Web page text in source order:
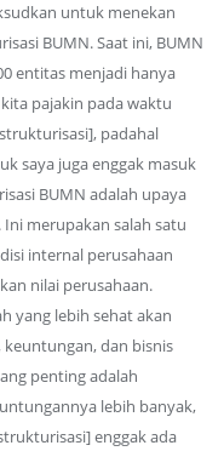
untuk menekan
BUMN. Saat ini, BUMN
entitas menjadi hanya
pajakin pada waktu
padahal
saya juga enggak masuk
BUMN adalah upaya
merupakan salah satu
internal perusahaan
nilai perusahaan.
yang lebih sehat akan
dan bisnis
penting adalah
lebih banyak,
enggak ada